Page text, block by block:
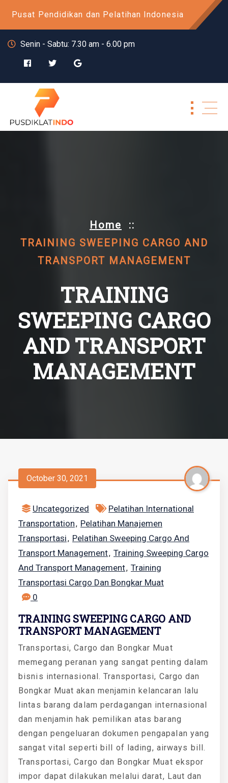
Pusat Pendidikan dan Pelatihan Indonesia
Senin - Sabtu: 7.30 am - 6.00 pm
Home ::
TRAINING SWEEPING CARGO AND
TRANSPORT MANAGEMENT
TRAINING
SWEEPING CARGO
AND TRANSPORT
MANAGEMENT
October 30, 2021
Uncategorized
Pelatihan International
Transportation, Pelatihan Manajemen
Transportasi, Pelatihan Sweeping Cargo And
Transport Management, Training Sweeping Cargo
And Transport Management, Training
Transportasi Cargo Dan Bongkar Muat
0
TRAINING SWEEPING CARGO AND
TRANSPORT MANAGEMENT
Transportasi, Cargo dan Bongkar Muat
memegang peranan yang sangat penting dalam
bisnis internasional. Transportasi, Cargo dan
Bongkar Muat akan menjamin kelancaran lalu
lintas barang dalam perdagangan internasional
dan menjamin hak pemilikan atas barang
dengan pengeluaran dokumen pengapalan yang
sangat vital seperti bill of lading, airways bill.
Transportasi, Cargo dan Bongkar Muat ekspor
impor dapat dilakukan melalui darat, Laut dan